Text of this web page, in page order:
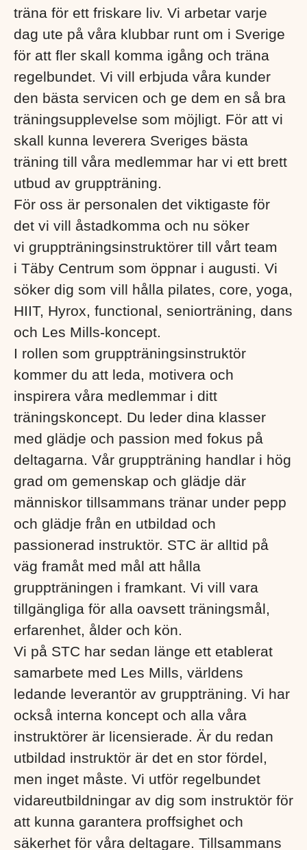
träna för ett friskare liv. Vi arbetar varje
dag ute på våra klubbar runt om i Sverige
för att fler skall komma igång och träna
regelbundet. Vi vill erbjuda våra kunder
den bästa servicen och ge dem en så bra
träningsupplevelse som möjligt. För att vi
skall kunna leverera Sveriges bästa
träning till våra medlemmar har vi ett brett
utbud av gruppträning.
För oss är personalen det viktigaste för
det vi vill åstadkomma och nu söker
vi gruppträningsinstruktörer till vårt team
i Täby Centrum som öppnar i augusti. Vi
söker dig som vill hålla pilates, core, yoga,
HIIT, Hyrox, functional, seniorträning, dans
och Les Mills-koncept.
I rollen som gruppträningsinstruktör
kommer du att leda, motivera och
inspirera våra medlemmar i ditt
träningskoncept. Du leder dina klasser
med glädje och passion med fokus på
deltagarna. Vår gruppträning handlar i hög
grad om gemenskap och glädje där
människor tillsammans tränar under pepp
och glädje från en utbildad och
passionerad instruktör. STC är alltid på
väg framåt med mål att hålla
gruppträningen i framkant. Vi vill vara
tillgängliga för alla oavsett träningsmål,
erfarenhet, ålder och kön.
Vi på STC har sedan länge ett etablerat
samarbete med Les Mills, världens
ledande leverantör av gruppträning. Vi har
också interna koncept och alla våra
instruktörer är licensierade. Är du redan
utbildad instruktör är det en stor fördel,
men inget måste. Vi utför regelbundet
vidareutbildningar av dig som instruktör för
att kunna garantera proffsighet och
säkerhet för våra deltagare. Tillsammans